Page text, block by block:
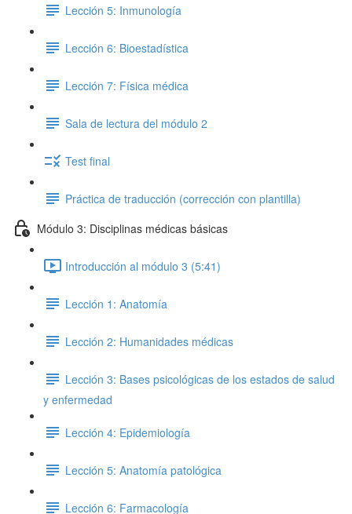
Lección 5: Inmunología
Lección 6: Bioestadística
Lección 7: Física médica
Sala de lectura del módulo 2
Test final
Práctica de traducción (corrección con plantilla)
Módulo 3: Disciplinas médicas básicas
Introducción al módulo 3 (5:41)
Lección 1: Anatomía
Lección 2: Humanidades médicas
Lección 3: Bases psicológicas de los estados de salud
y enfermedad
Lección 4: Epidemiología
Lección 5: Anatomía patológica
Lección 6: Farmacología